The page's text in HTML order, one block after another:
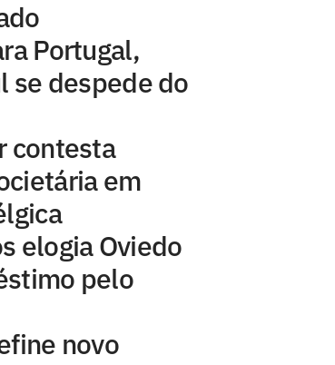
Portugal,
se despede do
contesta
em
elogia Oviedo
pelo
novo